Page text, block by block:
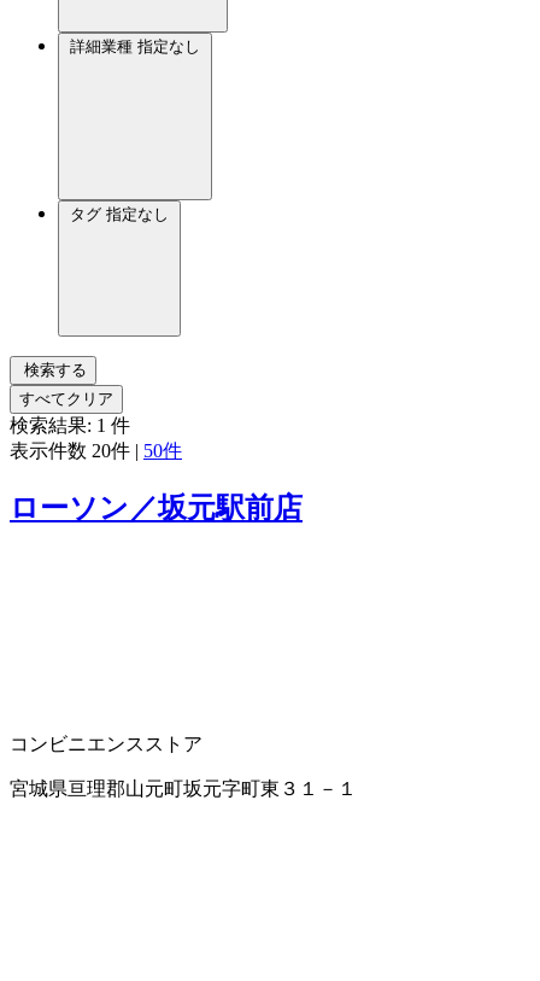
詳細業種 指定なし
タグ 指定なし
検索する
すべてクリア
検索結果: 1 件
表示件数 20件 | 50件
ローソン／坂元駅前店
コンビニエンスストア
宮城県亘理郡山元町坂元字町東３１－１